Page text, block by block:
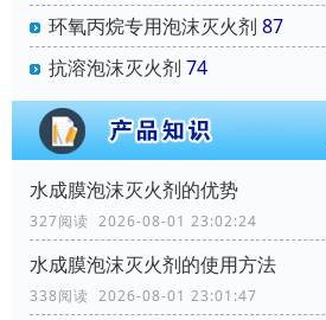
环氧丙烷专用泡沫灭火剂 87
抗溶泡沫灭火剂 74
水成膜泡沫灭火剂的优势
327阅读 2026-08-01 23:02:24
水成膜泡沫灭火剂的使用方法
338阅读 2026-08-01 23:01:47